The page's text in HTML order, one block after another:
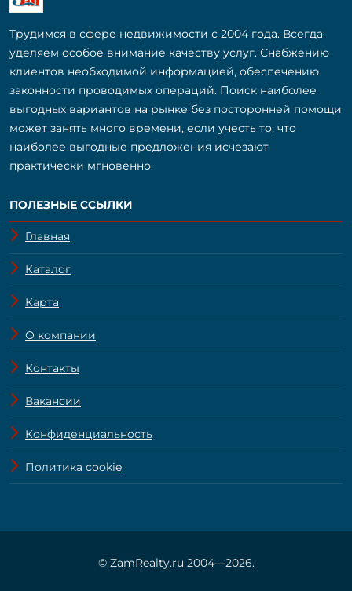
Трудимся в сфере недвижимости с 2004 года. Всегда
уделяем особое внимание качеству услуг. Снабжению
клиентов необходимой информацией, обеспечению
законности проводимых операций. Поиск наиболее
выгодных вариантов на рынке без посторонней помощи
может занять много времени, если учесть то, что
наиболее выгодные предложения исчезают
практически мгновенно.
ПОЛЕЗНЫЕ ССЫЛКИ
Главная
Каталог
Карта
О компании
Контакты
Вакансии
Конфиденциальность
Политика cookie
© ZamRealty.ru 2004—2026.